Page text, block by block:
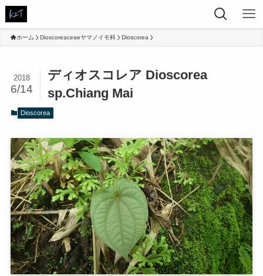
ホーム Dioscoreaceaeヤマノイモ科 Dioscorea
ディオスコレア Dioscorea
sp.Chiang Mai
2018
6/14
Dioscorea